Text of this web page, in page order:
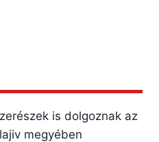
is dolgoznak az
megyében